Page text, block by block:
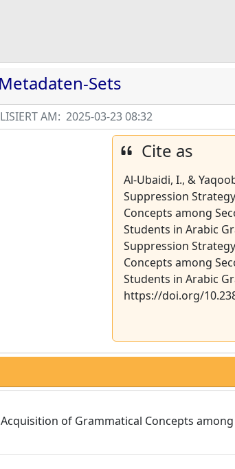
Sets
AM: 2025-03-23 08:32
Cite as
Al-Ubaidi, I., &
Suppression
Concepts among
Students in Arabic
Suppression
Concepts among
Students in Arabic
https://doi.org/
of Grammatical Concepts